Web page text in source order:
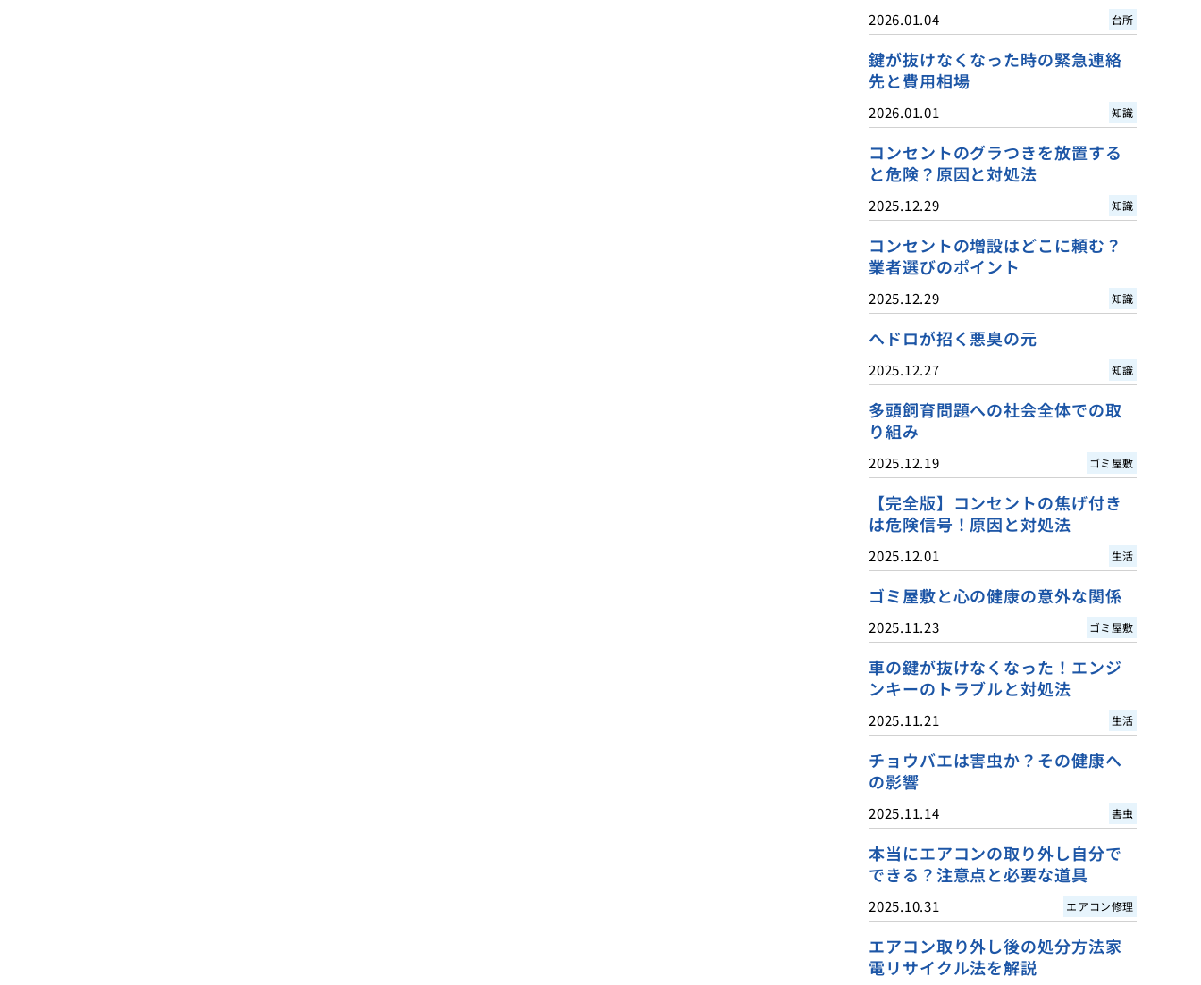
2026.01.04 台所
鍵が抜けなくなった時の緊急連絡
先と費用相場
2026.01.01 知識
コンセントのグラつきを放置する
と危険？原因と対処法
2025.12.29 知識
コンセントの増設はどこに頼む？
業者選びのポイント
2025.12.29 知識
ヘドロが招く悪臭の元
2025.12.27 知識
多頭飼育問題への社会全体での取
り組み
2025.12.19 ゴミ屋敷
【完全版】コンセントの焦げ付き
は危険信号！原因と対処法
2025.12.01 生活
ゴミ屋敷と心の健康の意外な関係
2025.11.23 ゴミ屋敷
車の鍵が抜けなくなった！エンジ
ンキーのトラブルと対処法
2025.11.21 生活
チョウバエは害虫か？その健康へ
の影響
2025.11.14 害虫
本当にエアコンの取り外し自分で
できる？注意点と必要な道具
2025.10.31 エアコン修理
エアコン取り外し後の処分方法家
電リサイクル法を解説